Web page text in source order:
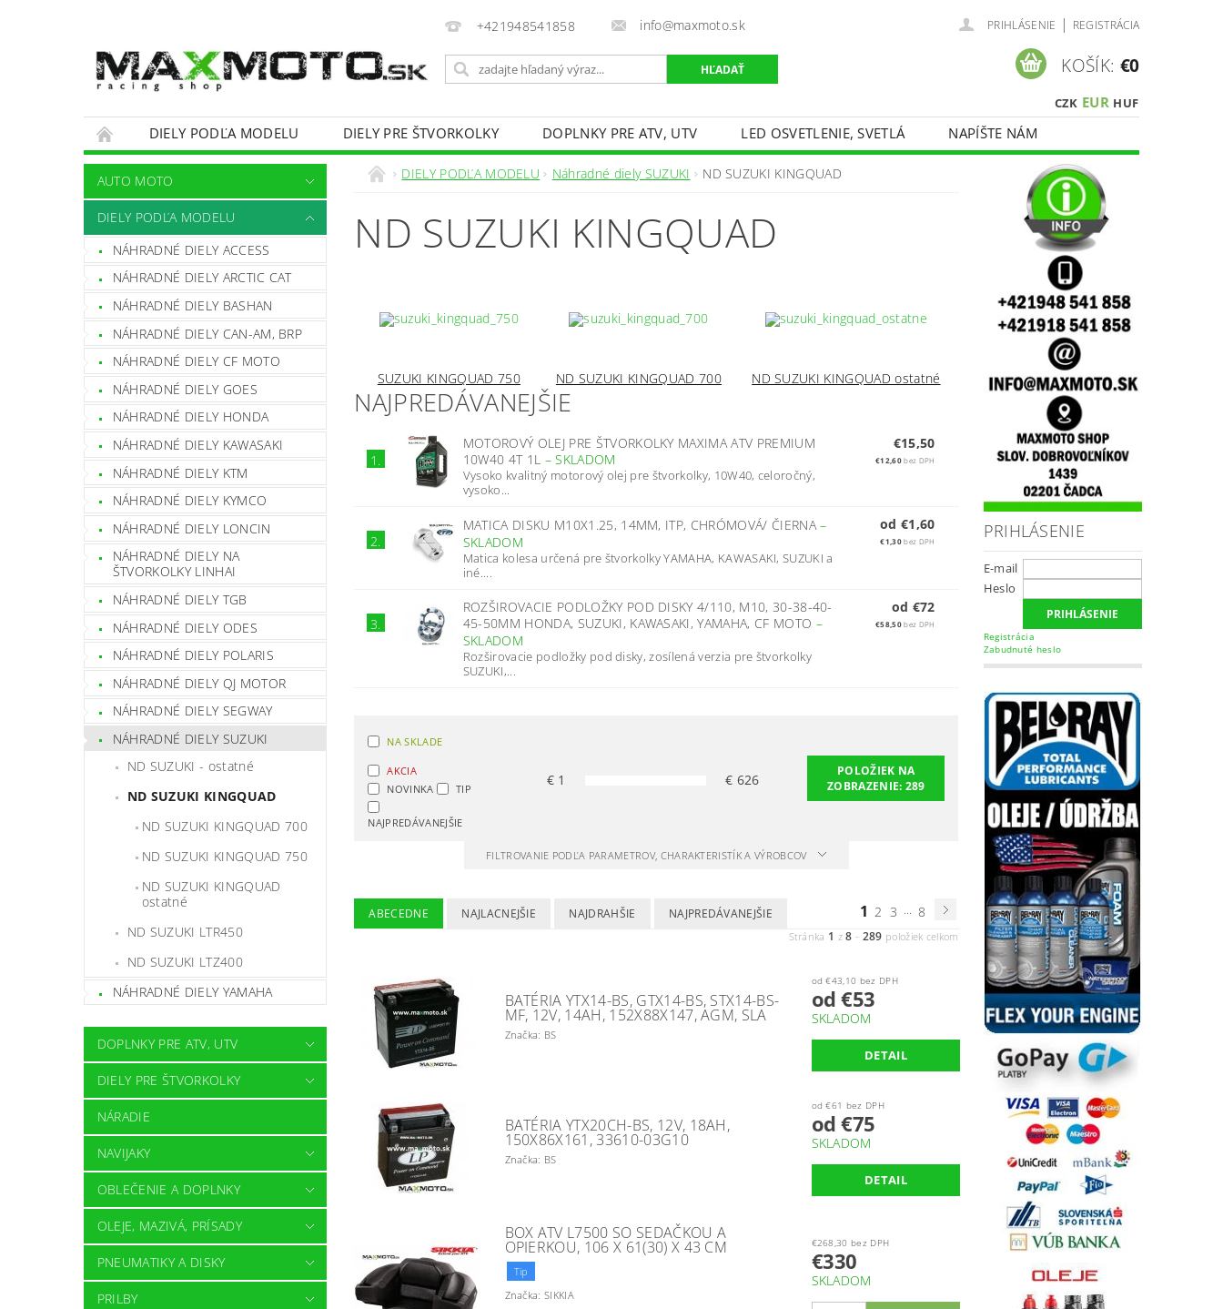
+421948541858 info@maxmoto.sk PRIHLÁSENIE | REGISTRÁCIA
CZK EUR HUF
KOŠÍK: €0
DIELY PODĽA MODELU DIELY PRE ŠTVORKOLKY DOPLNKY PRE ATV, UTV LED OSVETLENIE, SVETLÁ
NAPÍŠTE NÁM
OBCHODNÉ PODMIENKY
KONTAKTY
AUTO MOTO
DIELY PODĽA MODELU
NÁHRADNÉ DIELY ACCESS
NÁHRADNÉ DIELY ARCTIC CAT
NÁHRADNÉ DIELY BASHAN
NÁHRADNÉ DIELY CAN-AM, BRP
NÁHRADNÉ DIELY CF MOTO
NÁHRADNÉ DIELY GOES
NÁHRADNÉ DIELY HONDA
NÁHRADNÉ DIELY KAWASAKI
NÁHRADNÉ DIELY KTM
NÁHRADNÉ DIELY KYMCO
NÁHRADNÉ DIELY LONCIN
NÁHRADNÉ DIELY NA
ŠTVORKOLKY LINHAI
NÁHRADNÉ DIELY TGB
NÁHRADNÉ DIELY ODES
NÁHRADNÉ DIELY POLARIS
NÁHRADNÉ DIELY QJ MOTOR
NÁHRADNÉ DIELY SEGWAY
NÁHRADNÉ DIELY SUZUKI
ND SUZUKI - ostatné
ND SUZUKI KINGQUAD
ND SUZUKI KINGQUAD 700
ND SUZUKI KINGQUAD 750
ND SUZUKI KINGQUAD
ostatné
ND SUZUKI LTR450
ND SUZUKI LTZ400
NÁHRADNÉ DIELY YAMAHA
DOPLNKY PRE ATV, UTV
DIELY PRE ŠTVORKOLKY
NÁRADIE
NAVIJAKY
OBLEČENIE A DOPLNKY
OLEJE, MAZIVÁ, PRÍSADY
PNEUMATIKY A DISKY
PRILBY
DIELY PODĽA MODELU Náhradné diely SUZUKI ND SUZUKI KINGQUAD
ND SUZUKI KINGQUAD
SUZUKI KINGQUAD 750 ND SUZUKI KINGQUAD 700 ND SUZUKI KINGQUAD ostatné
NAJPREDÁVANEJŠIE
1.
MOTOROVÝ OLEJ PRE ŠTVORKOLKY MAXIMA ATV PREMIUM
10W40 4T 1L –SKLADOM
Vysoko kvalitný motorový olej pre štvorkolky, 10W40, celoročný,
vysoko...
€15,50
€12,60bez DPH
2.
MATICA DISKU M10X1.25, 14MM, ITP, CHRÓMOVÁ/ ČIERNA–
SKLADOM
Matica kolesa určená pre štvorkolky YAMAHA, KAWASAKI, SUZUKI a
iné....
od €1,60
€1,30bez DPH
3.
ROZŠIROVACIE PODLOŽKY POD DISKY 4/110, M10, 30-38-40-
45-50MM HONDA, SUZUKI, KAWASAKI, YAMAHA, CF MOTO –
SKLADOM
Rozširovacie podložky pod disky, zosílená verzia pre štvorkolky
SUZUKI,...
od €72
€58,50bez DPH
NA SKLADE
AKCIA
NOVINKA
TIP
NAJPREDÁVANEJŠIE
€ 1 € 626
POLOŽIEK NA
ZOBRAZENIE: 289
FILTROVANIE PODĽA PARAMETROV, CHARAKTERISTÍK A VÝROBCOV
ABECEDNE NAJLACNEJŠIE NAJDRAHŠIE NAJPREDÁVANEJŠIE 1 2 3 ... 8
Stránka 1 z8 - 289 položiek celkom
BATÉRIA YTX14-BS, GTX14-BS, STX14-BS-
MF, 12V, 14AH, 152X88X147, AGM, SLA
Značka: BS
od €43,10 bez DPH
od €53
SKLADOM
DETAIL
BATÉRIA YTX20CH-BS, 12V, 18AH,
150X86X161, 33610-03G10
Značka: BS
od €61 bez DPH
od €75
SKLADOM
DETAIL
BOX ATV L7500 SO SEDAČKOU A
OPIERKOU, 106 X 61(30) X 43 CM
Tip
Značka: SIKKIA
€268,30 bez DPH
€330
SKLADOM
PRIHLÁSENIE
E-mail
Heslo
Registrácia
Zabudnuté heslo